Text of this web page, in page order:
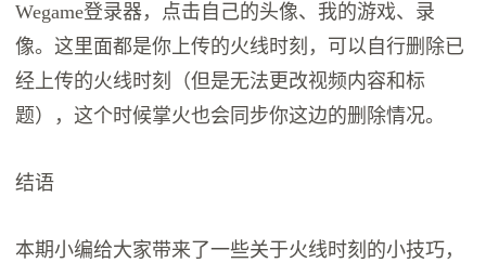
Wegame登录器，点击自己的头像、我的游戏、录
像。这里面都是你上传的火线时刻，可以自行删除已
经上传的火线时刻（但是无法更改视频内容和标
题），这个时候掌火也会同步你这边的删除情况。
结语
本期小编给大家带来了一些关于火线时刻的小技巧，